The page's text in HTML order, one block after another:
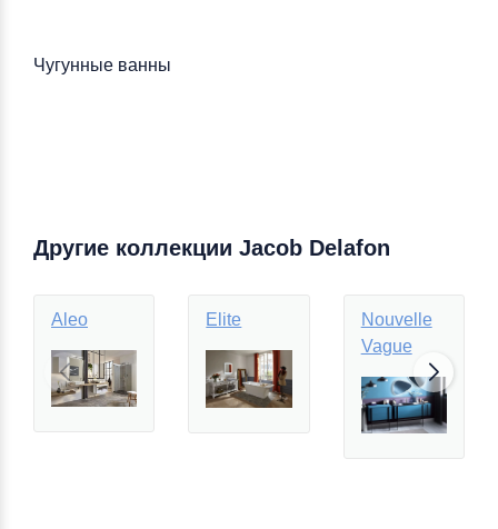
Чугунные ванны
Другие коллекции Jacob Delafon
Aleo Elite
Nouvelle
Vague